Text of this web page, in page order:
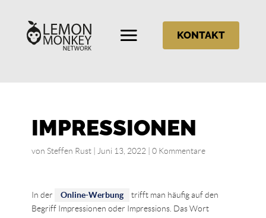
KONTAKT
IMPRESSIONEN
von Steffen Rust| Juni 13, 2022 0 Kommentare
In der Online-Werbung
trifft man häufig auf den
Begriff Impressionen oder Impressions. Das Wort